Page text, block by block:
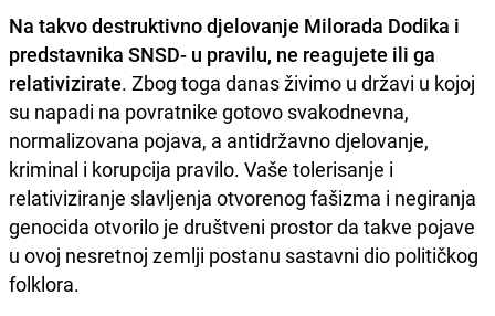
Na takvo destruktivno djelovanje Milorada Dodika i
predstavnika SNSD- u pravilu, ne reagujete ili ga
relativizirate. Zbog toga danas živimo u državi u kojoj
su napadi na povratnike gotovo svakodnevna,
normalizovana pojava, a antidržavno djelovanje,
kriminal i korupcija pravilo. Vaše tolerisanje i
relativiziranje slavljenja otvorenog fašizma i negiranja
genocida otvorilo je društveni prostor da takve pojave
u ovoj nesretnoj zemlji postanu sastavni dio političkog
folklora.